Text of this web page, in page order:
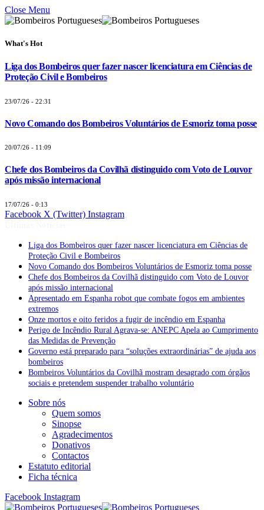
Close Menu
What's Hot
Liga dos Bombeiros quer fazer nascer licenciatura em Ciências de
Proteção Civil e Bombeiros
23/07/26 - 22:31
Novo Comando dos Bombeiros Voluntários de Esmoriz toma posse
20/07/26 - 11:09
Chefe dos Bombeiros da Covilhã distinguido com Voto de Louvor
após missão internacional
17/07/26 - 0:13
Facebook X (Twitter) Instagram
Liga dos Bombeiros quer fazer nascer licenciatura em Ciências de
Proteção Civil e Bombeiros
Novo Comando dos Bombeiros Voluntários de Esmoriz toma posse
Chefe dos Bombeiros da Covilhã distinguido com Voto de Louvor
após missão internacional
Apresentado em Espanha robot que combate fogos em ambientes
extremos
Onze mortos e oito feridos a fugir de incêndio em Espanha
Perigo de Incêndio Rural Agrava-se: ANEPC Apela ao Cumprimento
das Medidas de Prevenção
Governo está preparado para “soluções extraordinárias” de ajuda aos
bombeiros
Bombeiros Voluntários da Covilhã mostram desagrado com órgãos
sociais e pretendem suspender trabalho voluntário
Sobre nós
Quem somos
Sinopse
Agradecimentos
Donativos
Contactos
Estatuto editorial
Ficha técnica
Facebook Instagram